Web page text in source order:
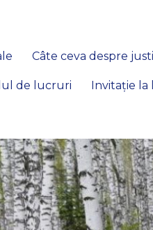
Câte ceva despre
de lucruri Invitație la